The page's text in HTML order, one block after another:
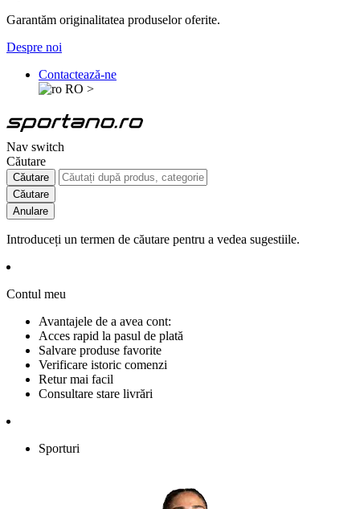
Garantăm originalitatea produselor oferite.
Despre noi
Contactează-ne
RO >
Nav switch
Căutare
Căutare
Căutare
Anulare
Introduceți un termen de căutare pentru a vedea sugestiile.
Contul meu
Avantajele de a avea cont:
Acces rapid la pasul de plată
Salvare produse favorite
Verificare istoric comenzi
Retur mai facil
Consultare stare livrări
Sporturi